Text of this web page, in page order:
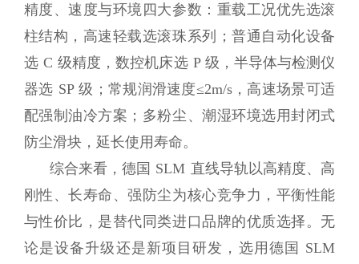
精度、速度与环境四大参数：重载工况优先选滚
柱结构，高速轻载选滚珠系列；普通自动化设备
选 C 级精度，数控机床选 P 级，半导体与检测仪
器选 SP 级；常规润滑速度≤2m/s，高速场景可适
配强制油冷方案；多粉尘、潮湿环境选用封闭式
防尘滑块，延长使用寿命。
综合来看，德国 SLM 直线导轨以高精度、高
刚性、长寿命、强防尘为核心竞争力，平衡性能
与性价比，是替代同类进口品牌的优质选择。无
论是设备升级还是新项目研发，选用德国 SLM